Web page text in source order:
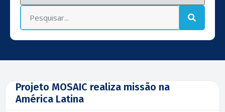
Projeto MOSAIC realiza missão na
América Latina